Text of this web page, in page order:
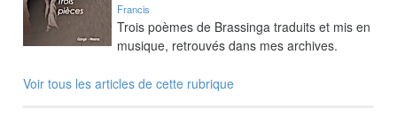
Francis
Trois poèmes de Brassinga traduits et mis en
musique, retrouvés dans mes archives.
Voir tous les articles de cette rubrique